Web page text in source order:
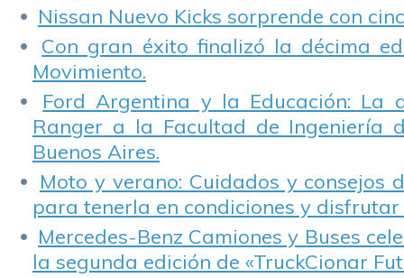
Nissan Nuevo Kicks sorprende con
Con gran éxito finalizó la décima
Movimiento.
Ford Argentina y la Educación: La
Ranger a la Facultad de Ingeniería
Buenos Aires.
Moto y verano: Cuidados y consejos
para tenerla en condiciones y disfrutar
Mercedes-Benz Camiones y Buses
la segunda edición de «TruckCionar